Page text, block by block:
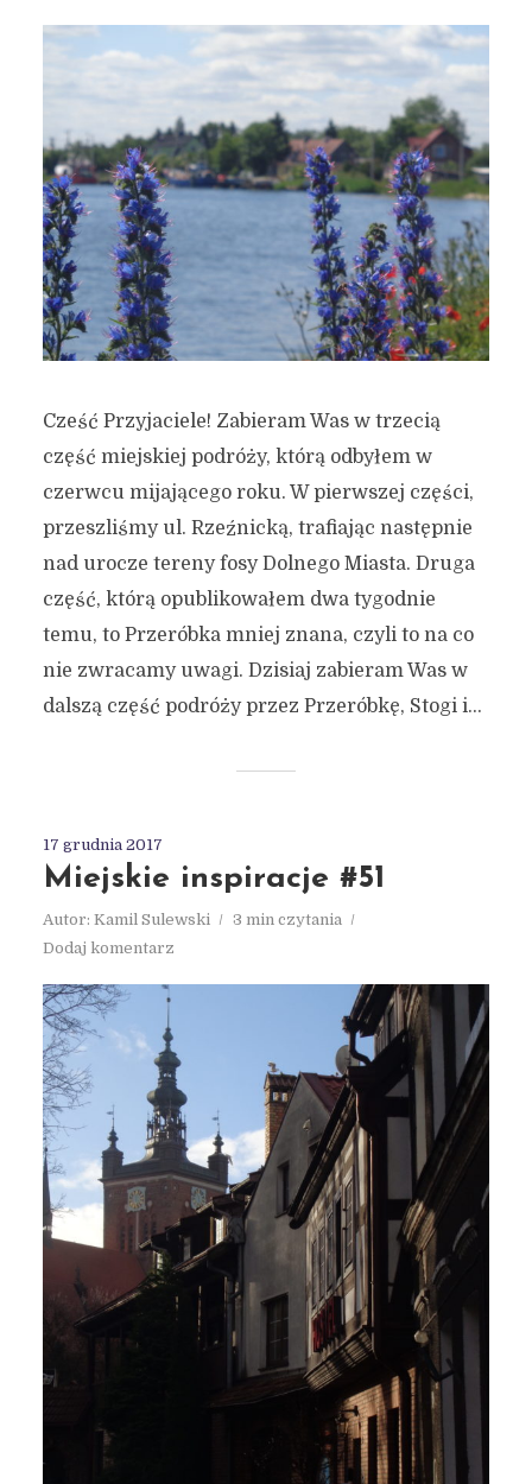
Cześć Przyjaciele! Zabieram Was w trzecią
część miejskiej podróży, którą odbyłem w
czerwcu mijającego roku. W pierwszej części,
przeszliśmy ul. Rzeźnicką, trafiając następnie
nad urocze tereny fosy Dolnego Miasta. Druga
część, którą opublikowałem dwa tygodnie
temu, to Przeróbka mniej znana, czyli to na co
nie zwracamy uwagi. Dzisiaj zabieram Was w
dalszą część podróży przez Przeróbkę, Stogi i...
17 grudnia 2017
Miejskie inspiracje #51
Autor: Kamil Sulewski
3 min czytania
Dodaj komentarz